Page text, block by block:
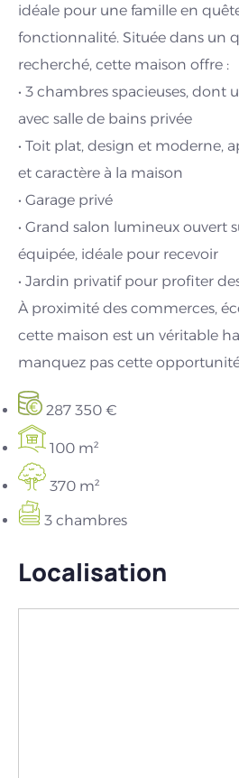
idéale pour une famille en
fonctionnalité. Située dans un
recherché, cette maison offre :
• 3 chambres spacieuses, dont
avec salle de bains privée
• Toit plat, design et moderne,
et caractère à la maison
• Garage privé
• Grand salon lumineux ouvert
équipée, idéale pour recevoir
• Jardin privatif pour profiter
À proximité des commerces,
cette maison est un véritable
manquez pas cette
287 350 €
100 m²
370 m²
3 chambres
Localisation